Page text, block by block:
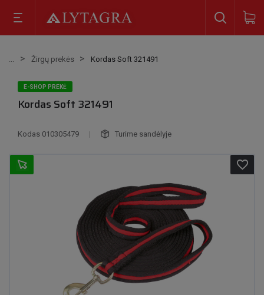
Žirgų prekės Kordas Soft 321491
E-SHOP PREKĖ
Kordas Soft 321491
Kodas 010305479 | Turime sandėlyje
favorite_border